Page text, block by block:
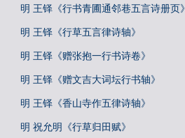
明 王铎《行书青圃通邻巷五言诗册页》
明 王铎《行草五言律诗轴》
明 王铎《赠张抱一行书诗卷》
明 王铎《赠文吉大词坛行书轴》
明 王铎《香山寺作五律诗轴》
明 祝允明《行草归田赋》